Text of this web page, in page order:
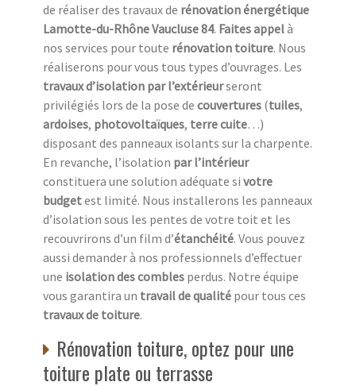
de réaliser des travaux de rénovation énergétique
Lamotte-du-Rhône Vaucluse 84. Faites appelà
nos services pour toute rénovation toiture. Nous
réaliserons pour vous tous types d’ouvrages. Les
travaux d’isolation par l’extérieurseront
privilégiés lors de la pose de couvertures (tuiles,
ardoises, photovoltaïques, terre cuite…)
disposant des panneaux isolants sur la charpente.
En revanche, l’isolation par l’intérieur
constituera une solution adéquate si votre
budgetest limité. Nous installerons les panneaux
d’isolation sous les pentes de votre toit et les
recouvrirons d’un film d’étanchéité. Vous pouvez
aussi demander à nos professionnels d’effectuer
une isolation des combles perdus. Notre équipe
vous garantira un travail de qualité pour tous ces
travaux de toiture.
Rénovation toiture, optez pour une
toiture plate ou terrasse